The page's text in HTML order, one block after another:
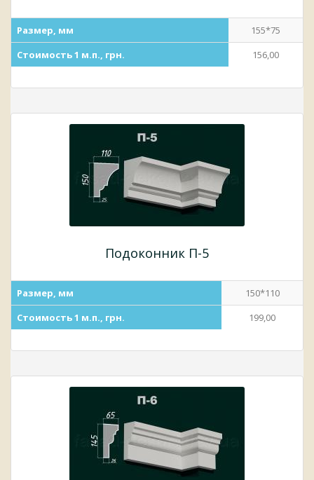
Размер, мм
155*75
Стоимость 1 м.п., грн.
156,00
Подоконник П-5
Размер, мм
150*110
Стоимость 1 м.п., грн.
199,00